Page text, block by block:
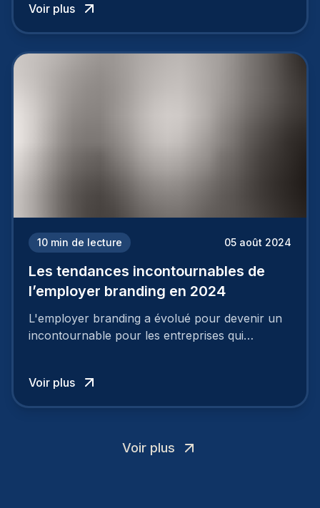
employeur solide et positive sont évidentes, ce
travail, pour qu’il soit réussi, ne peut se faire en
Voir plus
10 min de lecture 05 août 2024
Les tendances incontournables de
l’employer branding en 2024
L'employer branding a évolué pour devenir un
incontournable pour les entreprises qui
Voir plus
Voir plus